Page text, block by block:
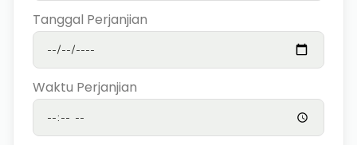
Tanggal Perjanjian
Waktu Perjanjian